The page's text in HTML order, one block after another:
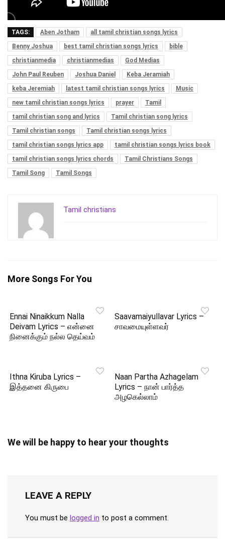
TAGS: Aben Jotham
all tamil christian songs lyrics
Benny Joshua
best tamil christian songs lyrics
bible
christianmedia
christianmedias
God Medias
John Paul Reuben
Joshua Daniel
Keba Jeramiah
keba Jeremiah
latest tamil christian songs lyrics
Music
new tamil christian songs lyrics
prayer
Tamil
tamil christian song and lyrics
Tamil christian song lyrics
Tamil christian songs
Tamil christian songs lyrics
tamil christian songs lyrics app
tamil christian songs lyrics book
tamil christian songs lyrics chords
Tamil Christians Songs
Tamil Song
Tamil Songs
Tamil christians
More Songs For You
Ennai Ninaikkum Nalla
Deivam Lyrics – என்னை
நினைக்கும் நல்ல தெய்வம்
Saavamaiyullavar Lyrics –
சாவமையுள்ளவர்
Ithna Kiruba Lyrics –
இத்தனை கிருபை
Naan Partha Azhagelam
Lyrics – நான் பார்த்த
அழகெல்லாம்
We will be happy to hear your thoughts
LEAVE A REPLY
You must be logged in to post a comment.